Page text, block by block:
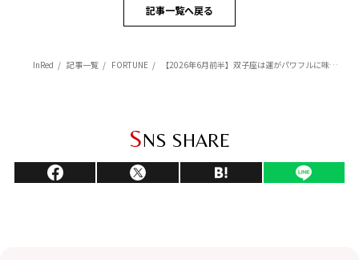
記事一覧へ戻る
InRed 記事一覧 FORTUNE 【2026年6月前半】双子座は運がパワフルに味方してくれる時【Love Me Doのポジティブ星座占い】
SNS SHARE